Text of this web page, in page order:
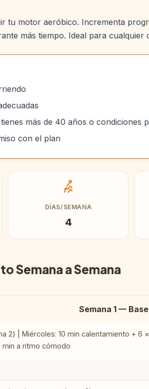
tu motor aeróbico. Incrementa
más tiempo. Ideal para
más de 40 años o condiciones
con el plan
DÍAS/SEMANA
4
Semana a Semana
Semana 1 —
2) | Miércoles: 10 min calentamiento + 6
min a ritmo cómodo